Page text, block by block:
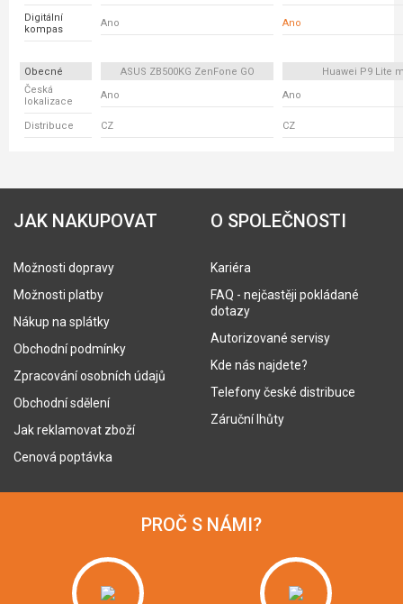
Digitální
kompas
Ano Ano
Obecné ASUS ZB500KG ZenFone GO
Huawei P9 Lite
Česká
lokalizace
Ano Ano
Distribuce CZ CZ
JAK NAKUPOVAT
Možnosti dopravy
Možnosti platby
Nákup na splátky
Obchodní podmínky
Zpracování osobních údajů
Obchodní sdělení
Jak reklamovat zboží
Cenová poptávka
O SPOLEČNOSTI
Kariéra
FAQ - nejčastěji pokládané
dotazy
Autorizované servisy
Kde nás najdete?
Telefony české distribuce
Záruční lhůty
PROČ S NÁMI?